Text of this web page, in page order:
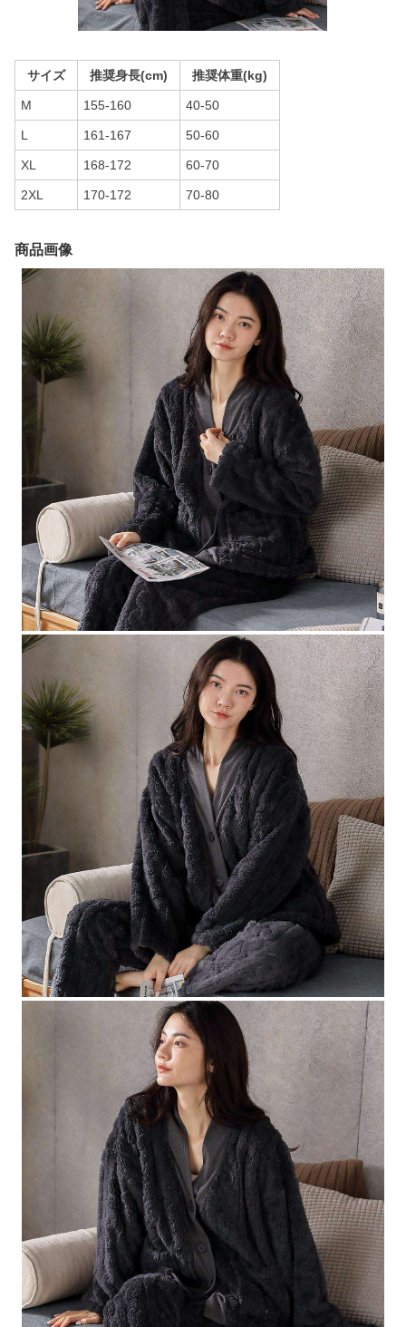
サイズ 推奨身長(cm) 推奨体重(kg)
M 155-160 40-50
L 161-167 50-60
XL 168-172 60-70
2XL 170-172 70-80
商品画像